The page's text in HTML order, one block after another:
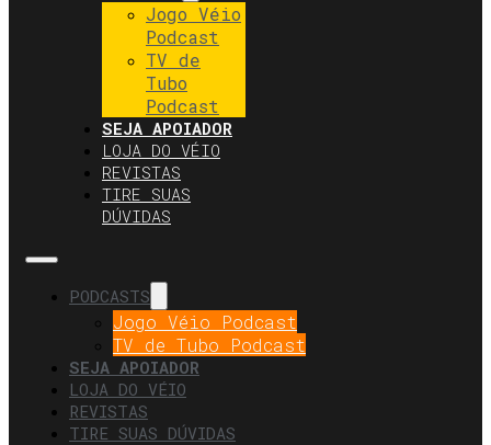
Jogo Véio
Podcast
TV de
Tubo
Podcast
SEJA APOIADOR
LOJA DO VÉIO
REVISTAS
TIRE SUAS
DÚVIDAS
PODCASTS
Jogo Véio Podcast
TV de Tubo Podcast
SEJA APOIADOR
LOJA DO VÉIO
REVISTAS
TIRE SUAS DÚVIDAS